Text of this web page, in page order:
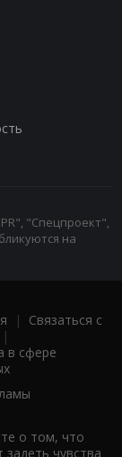
"Спецпроект",
на
| Связаться с
|
в сфере
о том, что
чувства